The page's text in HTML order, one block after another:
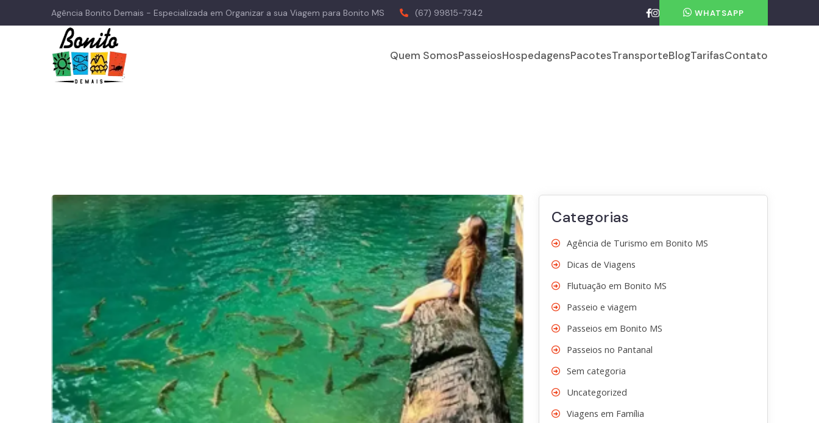
Agência Bonito Demais - Especializada em Organizar a sua Viagem para Bonito MS (67) 99815-7342 WHATSAPP
Quem SomosPasseiosHospedagensPacotesTransporteBlogTarifasContato
Categorias
Agência de Turismo em Bonito MS
Dicas de Viagens
Flutuação em Bonito MS
Passeio e viagem
Passeios em Bonito MS
Passeios no Pantanal
Sem categoria
Uncategorized
Viagens em Família